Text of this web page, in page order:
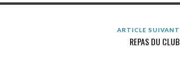
ARTICLE SUIVANT
REPAS DU CLUB